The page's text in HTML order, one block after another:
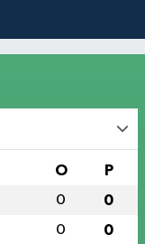
O P
0 0
0 0